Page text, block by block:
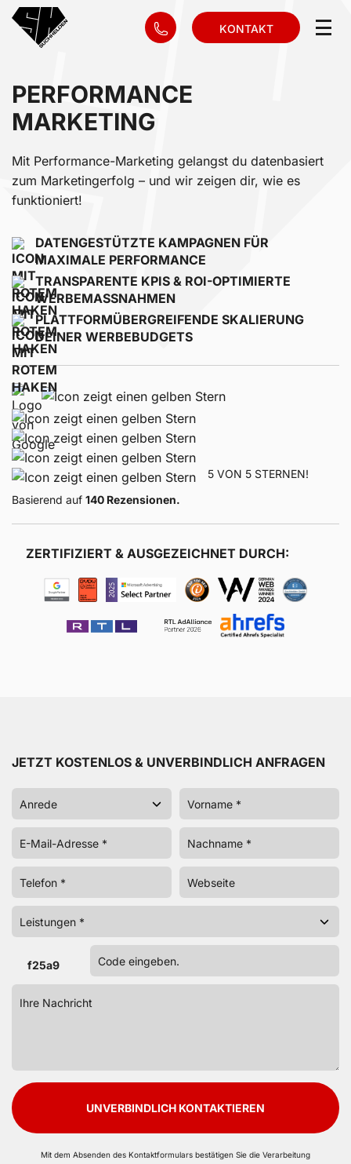
KONTAKT
PERFORMANCE
MARKETING
Mit Performance-Marketing gelangst du datenbasiert
zum Marketingerfolg – und wir zeigen dir, wie es
funktioniert!
DATENGESTÜTZTE KAMPAGNEN FÜR
MAXIMALE PERFORMANCE
TRANSPARENTE KPIS & ROI-OPTIMIERTE
WERBEMASSNAHMEN
PLATTFORMÜBERGREIFENDE SKALIERUNG
DEINER WERBEBUDGETS
5 VON 5 STERNEN!
Basierend auf 140 Rezensionen.
ZERTIFIZIERT & AUSGEZEICHNET DURCH:
JETZT KOSTENLOS & UNVERBINDLICH ANFRAGEN
f25a9
UNVERBINDLICH KONTAKTIEREN
Mit dem Absenden des Kontaktformulars bestätigen Sie die Verarbeitung